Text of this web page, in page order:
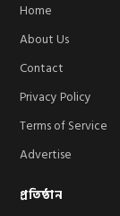
Home
About Us
Contact
Privacy Policy
Terms of Service
Advertise
প্রতিষ্ঠান